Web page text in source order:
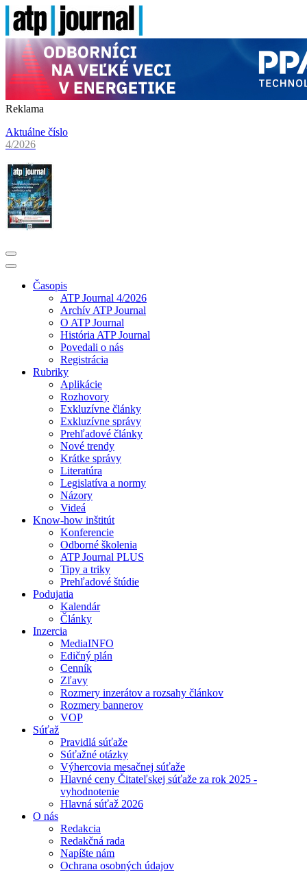
Reklama
Aktuálne číslo
4/2026
Časopis
ATP Journal 4/2026
Archív ATP Journal
O ATP Journal
História ATP Journal
Povedali o nás
Registrácia
Rubriky
Aplikácie
Rozhovory
Exkluzívne články
Exkluzívne správy
Prehľadové články
Nové trendy
Krátke správy
Literatúra
Legislatíva a normy
Názory
Videá
Know-how inštitút
Konferencie
Odborné školenia
ATP Journal PLUS
Tipy a triky
Prehľadové štúdie
Podujatia
Kalendár
Články
Inzercia
MediaINFO
Edičný plán
Cenník
Zľavy
Rozmery inzerátov a rozsahy článkov
Rozmery bannerov
VOP
Súťaž
Pravidlá súťaže
Súťažné otázky
Výhercovia mesačnej súťaže
Hlavné ceny Čitateľskej súťaže za rok 2025 -
vyhodnotenie
Hlavná súťaž 2026
O nás
Redakcia
Redakčná rada
Napíšte nám
Ochrana osobných údajov